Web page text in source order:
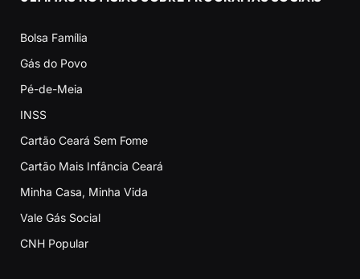
Bolsa Família
Gás do Povo
Pé-de-Meia
INSS
Cartão Ceará Sem Fome
Cartão Mais Infância Ceará
Minha Casa, Minha Vida
Vale Gás Social
CNH Popular